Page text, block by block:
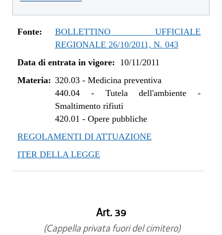
Fonte:
BOLLETTINO UFFICIALE
REGIONALE 26/10/2011, N. 043
Data di entrata in vigore: 10/11/2011
Materia: 320.03- Medicina preventiva
440.04- Tutela dell'ambiente -
Smaltimento rifiuti
420.01 - Opere pubbliche
REGOLAMENTI DI ATTUAZIONE
ITER DELLA LEGGE
Art. 39
(Cappella privata fuori del cimitero)